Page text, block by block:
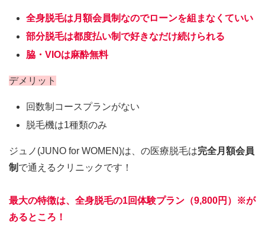
全身脱毛は月額会員制なのでローンを組まなくていい
部分脱毛は都度払い制で好きなだけ続けられる
脇・VIOは麻酔無料
デメリット
回数制コースプランがない
脱毛機は1種類のみ
ジュノ(JUNO for WOMEN)は、の医療脱毛は完全月額会員
制 で通えるクリニックです！
最大の特徴は、全身脱毛の1回体験プラン（9,800円）※が
あるところ！